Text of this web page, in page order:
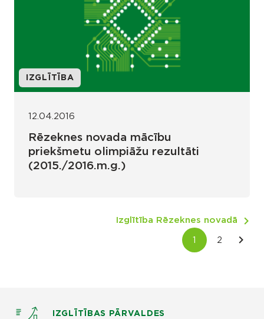
IZGLĪTĪBA
12.04.2016
Rēzeknes novada mācību
priekšmetu olimpiāžu rezultāti
(2015./2016.m.g.)
Izglītība Rēzeknes novadā
IZGLĪTĪBAS PĀRVALDES